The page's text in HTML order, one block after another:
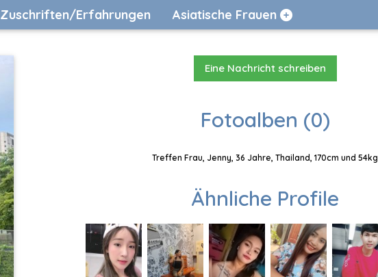
Zuschriften/Erfahrungen Asiatische Frauen
Eine Nachricht schreiben
Fotoalben (0)
Treffen Frau, Jenny, 36 Jahre, Thailand, 170cm und 54kg
Ähnliche Profile